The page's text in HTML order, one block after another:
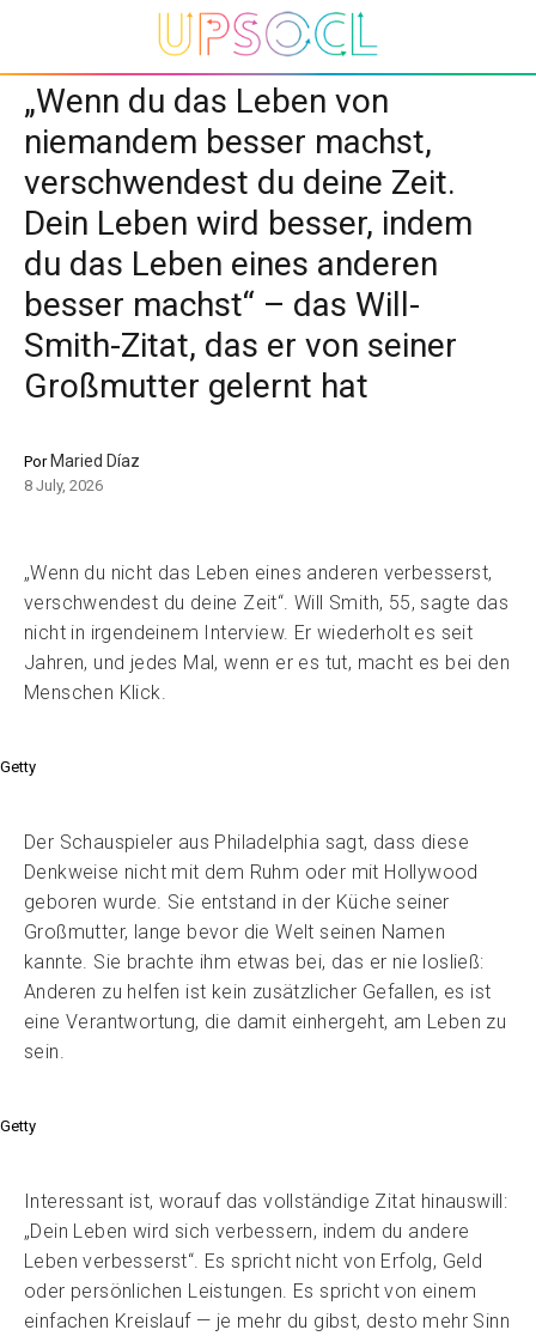
„Wenn du das Leben von
niemandem besser machst,
verschwendest du deine Zeit.
Dein Leben wird besser, indem
du das Leben eines anderen
besser machst“ – das Will-
Smith-Zitat, das er von seiner
Großmutter gelernt hat
Por Maried Díaz
8 July, 2026
„Wenn du nicht das Leben eines anderen verbesserst,
verschwendest du deine Zeit“. Will Smith, 55, sagte das
nicht in irgendeinem Interview. Er wiederholt es seit
Jahren, und jedes Mal, wenn er es tut, macht es bei den
Menschen Klick.
Getty
Der Schauspieler aus Philadelphia sagt, dass diese
Denkweise nicht mit dem Ruhm oder mit Hollywood
geboren wurde. Sie entstand in der Küche seiner
Großmutter, lange bevor die Welt seinen Namen
kannte. Sie brachte ihm etwas bei, das er nie losließ:
Anderen zu helfen ist kein zusätzlicher Gefallen, es ist
eine Verantwortung, die damit einhergeht, am Leben zu
sein.
Getty
Interessant ist, worauf das vollständige Zitat hinauswill:
„Dein Leben wird sich verbessern, indem du andere
Leben verbesserst“. Es spricht nicht von Erfolg, Geld
oder persönlichen Leistungen. Es spricht von einem
einfachen Kreislauf — je mehr du gibst, desto mehr Sinn